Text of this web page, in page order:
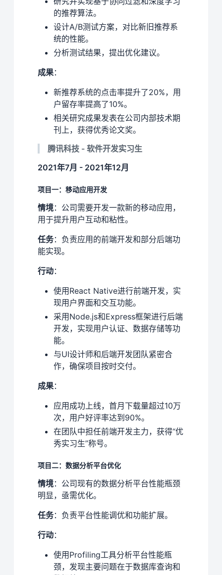
的推荐算法。
设计A/B测试方案，对比新旧推荐系
统的性能。
分析测试结果，提出优化建议。
成果：
新推荐系统的点击率提升了20%，用
户留存率提高了10%。
相关研究成果发表在公司内部技术期
刊上，获得优秀论文奖。
腾讯科技 - 软件开发实习生
2021年7月 - 2021年12月
项目一：移动应用开发
情境：公司需要开发一款新的移动应用，
用于提升用户互动和粘性。
任务：负责应用的前端开发和部分后端功
能实现。
行动：
使用React Native进行前端开发，实
现用户界面和交互功能。
采用Node.js和Express框架进行后端
开发，实现用户认证、数据存储等功
能。
与UI设计师和后端开发团队紧密合
作，确保项目按时交付。
成果：
应用成功上线，首月下载量超过10万
次，用户好评率达到90%。
在团队中担任前端开发主力，获得“优
秀实习生”称号。
项目二：数据分析平台优化
情境：公司现有的数据分析平台性能瓶颈
明显，亟需优化。
任务：负责平台性能调优和功能扩展。
行动：
使用Profiling工具分析平台性能瓶
颈，发现主要问题在于数据库查询和